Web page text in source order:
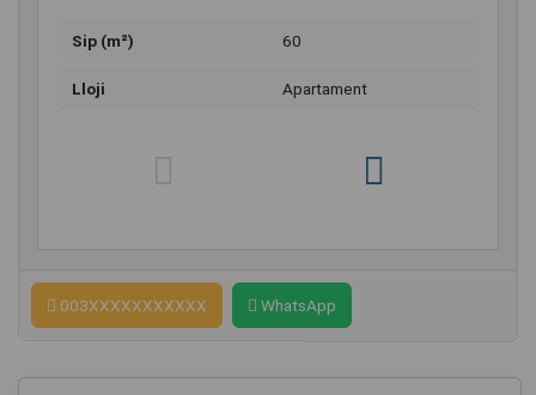
Sip (m²) 60
Lloji Apartament
003XXXXXXXXXXX WhatsApp